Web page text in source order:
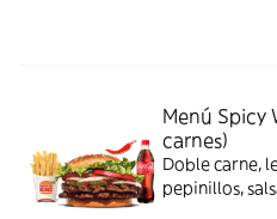
Menú Spicy
carnes)
Doble carne,
pepinillos,